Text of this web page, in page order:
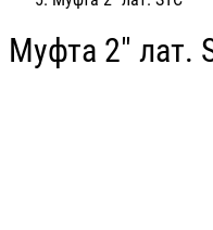
Муфта 2" лат.